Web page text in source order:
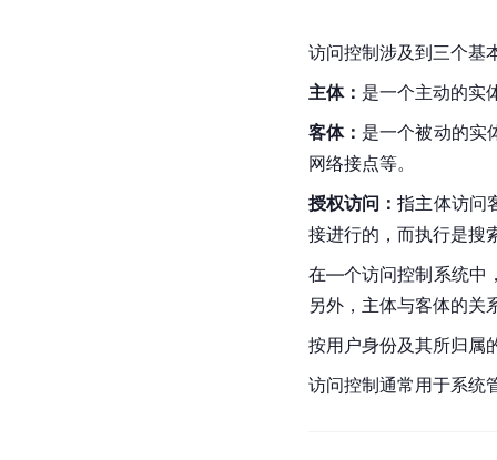
访问控制涉及到三个基
主体： 是一个主动的实
客体： 是一个被动的实
网络接点等。
授权访问：指主体访问
接进行的，而执行是搜
在—个访问控制系统中
另外，主体与客体的关
按用户身份及其所归属
访问控制通常用于系统